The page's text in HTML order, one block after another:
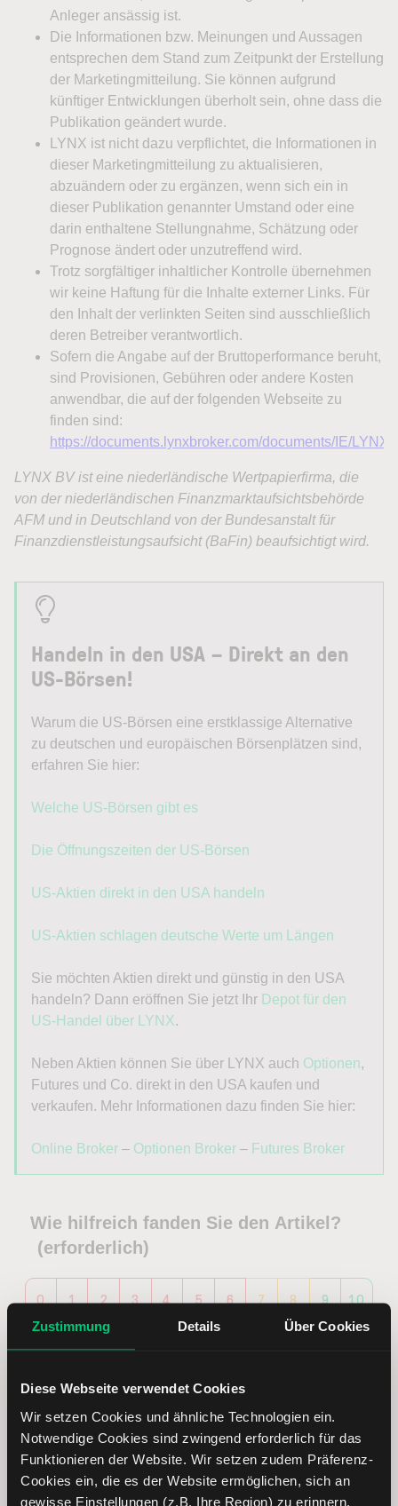
Zustimmung Details Über Cookies
Diese Webseite verwendet Cookies
Wir setzen Cookies und ähnliche Technologien ein.
Notwendige Cookies sind zwingend erforderlich für das
Funktionieren der Website. Wir setzen zudem Präferenz-
Cookies ein, die es der Website ermöglichen, sich an
gewisse Einstellungen (z.B. Ihre Region) zu erinnern.
Handeln in den USA – Direkt an den
US-Börsen!
Warum die US-Börsen eine erstklassige Alternative
zu deutschen und europäischen Börsenplätzen sind,
erfahren Sie hier:
Welche US-Börsen gibt es
Die Öffnungszeiten der US-Börsen
US-Aktien direkt in den USA handeln
US-Aktien schlagen deutsche Werte um Längen
Sie möchten Aktien direkt und günstig in den USA
handeln? Dann eröffnen Sie jetzt Ihr Depot für den
US-Handel über LYNX.
Neben Aktien können Sie über LYNX auch Optionen,
Futures und Co. direkt in den USA kaufen und
verkaufen. Mehr Informationen dazu finden Sie hier:
Online Broker – Optionen Broker – Futures Broker
Wie hilfreich fanden Sie den Artikel?
(erforderlich)
0 1 2 3 4 5 6 7 8 9 10
Wenig hilfreich Sehr hilfreich
Ab jetzt täglich die neuesten
Börsenblick-Analysen per E-Mail
erhalten